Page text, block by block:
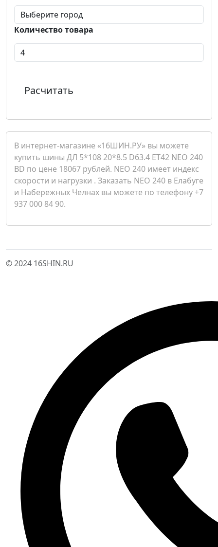
Количество товара
Расчитать
В интернет-магазине «16ШИН.РУ» вы можете
купить шины ДЛ 5*108 20*8.5 D63.4 ET42 NEO 240
BD по цене 18067 рублей. NEO 240 имеет индекс
скорости и нагрузки . Заказать NEO 240 в Елабуге
и Набережных Челнах вы можете по телефону +7
937 000 84 90.
© 2024 16SHIN.RU